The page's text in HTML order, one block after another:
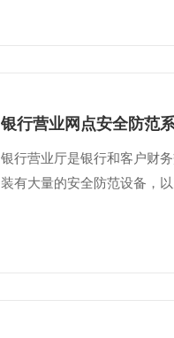
银行营业网点安全防范
银行营业厅是银行和客户财
装有大量的安全防范设备，